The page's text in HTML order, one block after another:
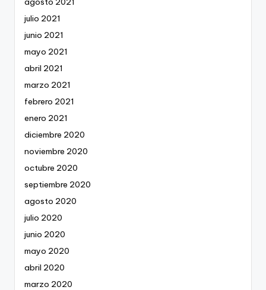
julio 2021
junio 2021
mayo 2021
abril 2021
marzo 2021
febrero 2021
enero 2021
diciembre 2020
noviembre 2020
octubre 2020
septiembre 2020
agosto 2020
julio 2020
junio 2020
mayo 2020
abril 2020
marzo 2020